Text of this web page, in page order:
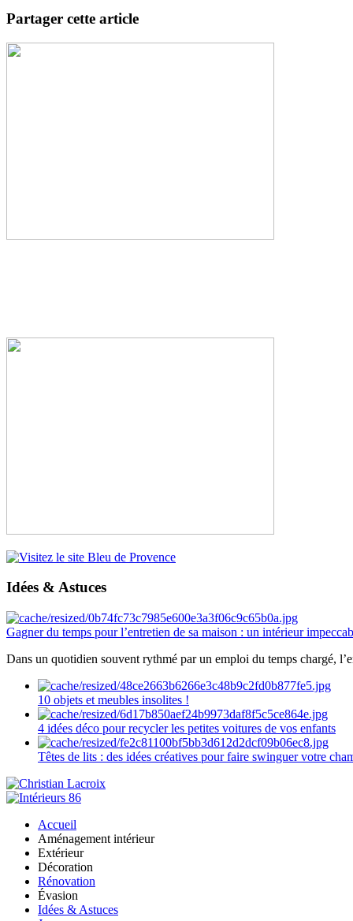
Partager cette article
Idées & Astuces
Gagner du temps pour l’entretien de sa maison : un intérieur
Dans un quotidien souvent rythmé par un emploi du temps chargé,
10 objets et meubles insolites !
4 idées déco pour recycler les petites voitures de vos enfants
Têtes de lits : des idées créatives pour faire swinguer votre
Accueil
Aménagement intérieur
Extérieur
Décoration
Rénovation
Évasion
Idées & Astuces